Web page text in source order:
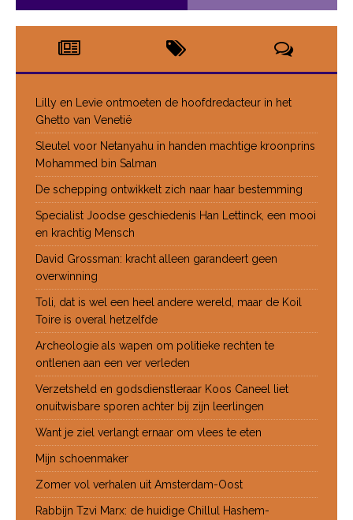
Lilly en Levie ontmoeten de hoofdredacteur in het
Ghetto van Venetië
Sleutel voor Netanyahu in handen machtige kroonprins
Mohammed bin Salman
De schepping ontwikkelt zich naar haar bestemming
Specialist Joodse geschiedenis Han Lettinck, een mooi
en krachtig Mensch
David Grossman: kracht alleen garandeert geen
overwinning
Toli, dat is wel een heel andere wereld, maar de Koil
Toire is overal hetzelfde
Archeologie als wapen om politieke rechten te
ontlenen aan een ver verleden
Verzetsheld en godsdienstleraar Koos Caneel liet
onuitwisbare sporen achter bij zijn leerlingen
Want je ziel verlangt ernaar om vlees te eten
Mijn schoenmaker
Zomer vol verhalen uit Amsterdam-Oost
Rabbijn Tzvi Marx: de huidige Chillul Hashem-